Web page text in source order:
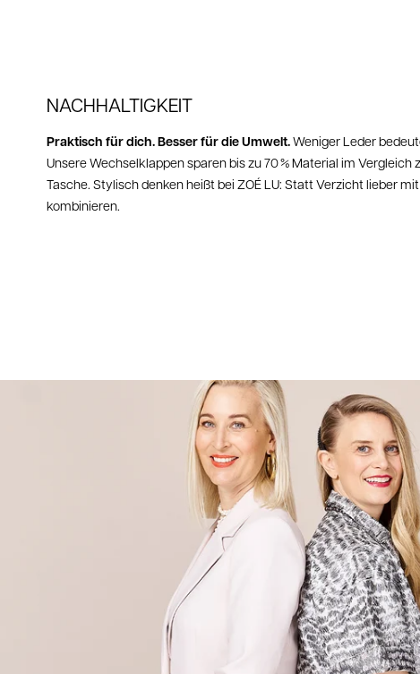
NACHHALTIGKEIT
Praktisch für dich. Besser für die Umwelt.Weniger Leder
Unsere Wechselklappen sparen bis zu 70 % Material im Vergleich
Tasche. Stylisch denken heißt bei ZOÉ LU: Statt Verzicht lieber
kombinieren.